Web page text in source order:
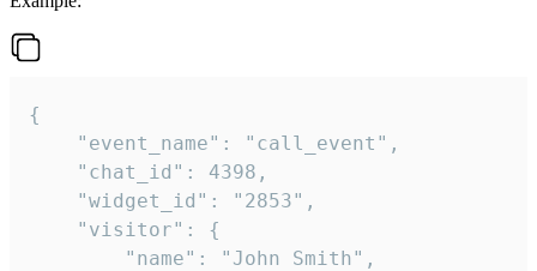
{
    "event_name": "call_event",
    "chat_id": 4398,
    "widget_id": "2853",
    "visitor": {
        "name": "John Smith",